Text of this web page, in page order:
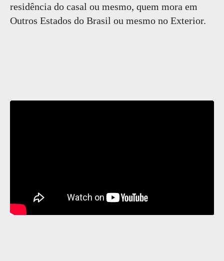
residência do casal ou mesmo, quem mora em
Outros Estados do Brasil ou mesmo no Exterior.